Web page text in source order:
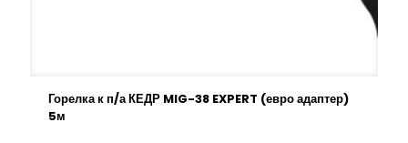
Горелка к п/а КЕДР MIG-38 EXPERT (евро адаптер)
5м